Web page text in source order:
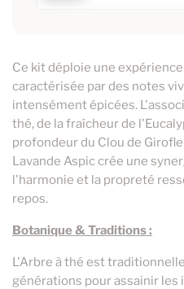
Ce kit déploie une
caractérisée par des notes
intensément épicées.
thé, de la fraîcheur de
profondeur du Clou de
Lavande Aspic crée une
l'harmonie et la propreté
repos.
Botanique & Traditions :
L'Arbre à thé est
générations pour assainir